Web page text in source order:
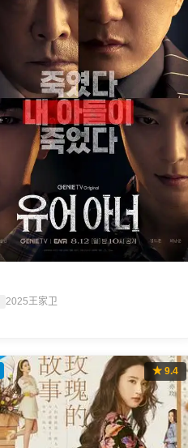
2025王家卫
★ 9.4